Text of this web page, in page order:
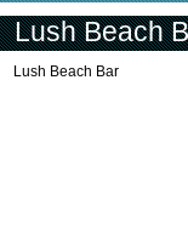
Lush Beach
Lush Beach Bar